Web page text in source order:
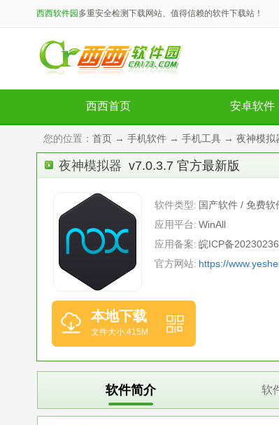
西西软件园 多重安全检测下载网站、值得信赖的软件下载站！
西西首页 安卓软件
您的位置： 首页 → 手机软件 → 手机工具 → 夜神模拟
夜神模拟器 v7.0.3.7 官方最新版
软件类型: 国产软件 / 免费软
应用平台: WinAll
应用备案: 皖ICP备
官方网站: https://
本地下载
文件大小:415M
软件简介 软